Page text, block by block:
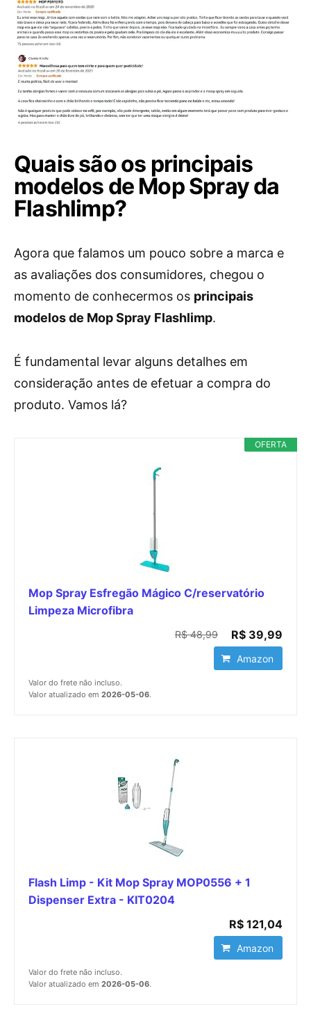
Quais são os principais
modelos de Mop Spray da
Flashlimp?
Agora que falamos um pouco sobre a marca e
as avaliações dos consumidores, chegou o
momento de conhecermos os principais
modelos de Mop Spray Flashlimp.
É fundamental levar alguns detalhes em
consideração antes de efetuar a compra do
produto. Vamos lá?
OFERTA
Mop Spray Esfregão Mágico C/reservatório
Limpeza Microfibra
R$ 48,99 R$ 39,99
Amazon
Valor do frete não incluso.
Valor atualizado em 2026-05-06.
Flash Limp - Kit Mop Spray MOP0556 + 1
Dispenser Extra - KIT0204
R$ 121,04
Amazon
Valor do frete não incluso.
Valor atualizado em 2026-05-06.